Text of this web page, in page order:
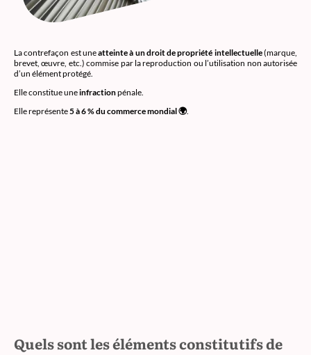
La contrefaçon est uneatteinte à un droit de propriété intellectuelle(marque,
brevet, œuvre, etc.) commise par la reproduction ou l’utilisation non autorisée
d’un élément protégé.
Elle constitue uneinfractionpénale.
Elle représente5 à 6 % du commerce mondial 🌍.
Quels sont les éléments constitutifs de